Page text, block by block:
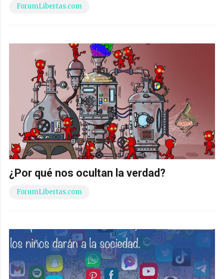
ForumLibertas.com
¿Por qué nos ocultan la verdad?
ForumLibertas.com